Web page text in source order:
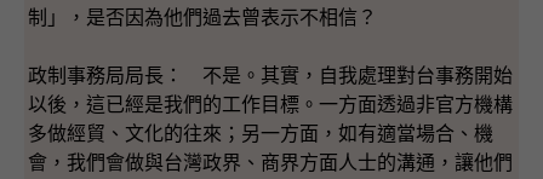
制」，是否因為他們過去曾表示不相信？
政制事務局局長： 不是。其實，自我處理對台事務開始
以後，這已經是我們的工作目標。一方面透過非官方機構
多做經貿、文化的往來；另一方面，如有適當場合、機
會，我們會做與台灣政界、商界方面人士的溝通，讓他們